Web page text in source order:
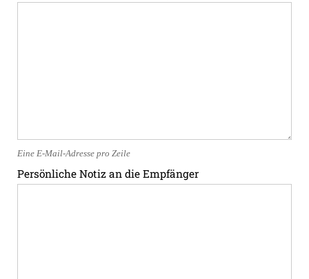
Eine E-Mail-Adresse pro Zeile
Persönliche Notiz an die Empfänger